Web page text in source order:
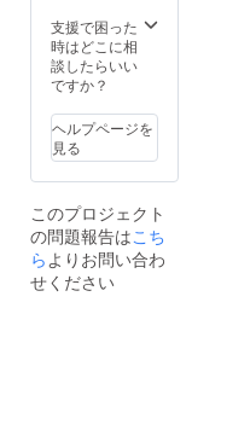
入くだ
さい。
※皆様の
ご支援
量産効
率が向
上した
場合、
売価格
が販売
予定価
格より
下がる
支援で困った
時はどこに相
談したらいい
ですか？
ヘルプページを
見る
このプロジェクト
の問題報告はこち
ら よりお問い合わ
せください